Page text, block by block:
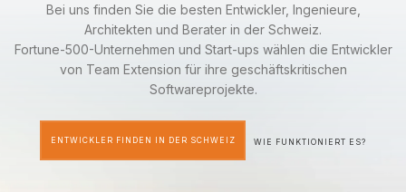
Bei uns finden Sie die besten Entwickler, Ingenieure,
Architekten und Berater in der Schweiz.
Fortune-500-Unternehmen und Start-ups wählen die Entwickler
von Team Extension für ihre geschäftskritischen
Softwareprojekte.
ENTWICKLER FINDEN IN DER SCHWEIZ WIE FUNKTIONIERT ES?